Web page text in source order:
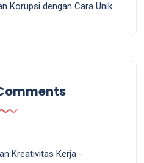
Korupsi dengan Cara Unik
Kreativitas Kerja -